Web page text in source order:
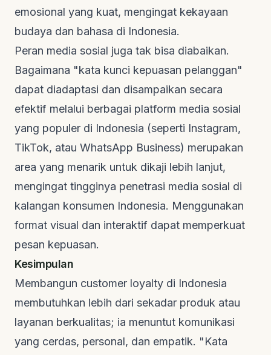
emosional yang kuat, mengingat kekayaan
budaya dan bahasa di Indonesia.
Peran media sosial juga tak bisa diabaikan.
Bagaimana "kata kunci kepuasan pelanggan"
dapat diadaptasi dan disampaikan secara
efektif melalui berbagai platform media sosial
yang populer di Indonesia (seperti Instagram,
TikTok, atau WhatsApp Business) merupakan
area yang menarik untuk dikaji lebih lanjut,
mengingat tingginya penetrasi media sosial di
kalangan konsumen Indonesia. Menggunakan
format visual dan interaktif dapat memperkuat
pesan kepuasan.
Kesimpulan
Membangun customer loyalty di Indonesia
membutuhkan lebih dari sekadar produk atau
layanan berkualitas; ia menuntut komunikasi
yang cerdas, personal, dan empatik. "Kata